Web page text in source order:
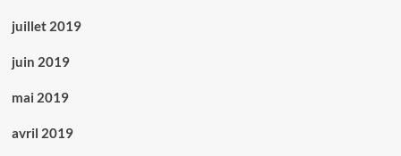
juillet 2019
juin 2019
mai 2019
avril 2019